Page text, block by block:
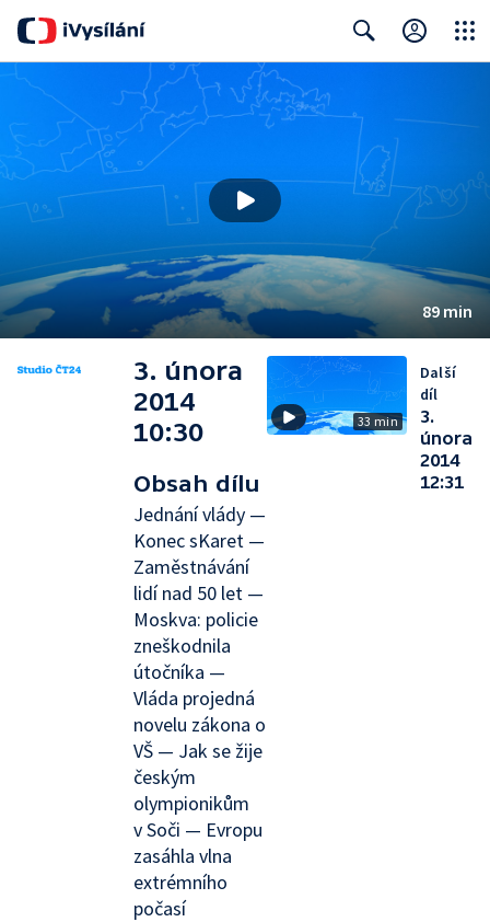
89 min
3. února
2014
10:30
Obsah dílu
Jednání vlády —
Konec sKaret —
Zaměstnávání
lidí nad 50 let —
Moskva: policie
zneškodnila
útočníka —
Vláda projedná
novelu zákona o
VŠ — Jak se žije
českým
olympionikům
v Soči — Evropu
zasáhla vlna
extrémního
počasí
33 min
Další
díl
3.
února
2014
12:31